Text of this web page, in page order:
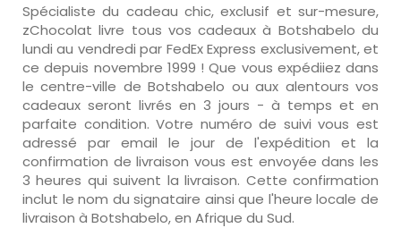
Spécialiste du cadeau chic, exclusif et sur-mesure,
zChocolat livre tous vos cadeaux à Botshabelo du
lundi au vendredi par FedEx Express exclusivement, et
ce depuis novembre 1999 ! Que vous expédiiez dans
le centre-ville de Botshabelo ou aux alentours vos
cadeaux seront livrés en 3 jours - à temps et en
parfaite condition. Votre numéro de suivi vous est
adressé par email le jour de l'expédition et la
confirmation de livraison vous est envoyée dans les
3 heures qui suivent la livraison. Cette confirmation
inclut le nom du signataire ainsi que l'heure locale de
livraison à Botshabelo, en Afrique du Sud.